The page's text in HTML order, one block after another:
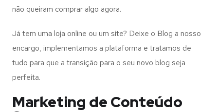
não queiram comprar algo agora.
Já tem uma loja online ou um site? Deixe o Blog a nosso
encargo, implementamos a plataforma e tratamos de
tudo para que a transição para o seu novo blog seja
perfeita.
Marketing de Conteúdo